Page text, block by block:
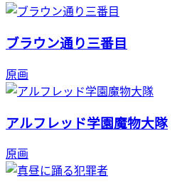
ブラウン通り三番目
原画
アルフレッド学園魔物大隊
原画